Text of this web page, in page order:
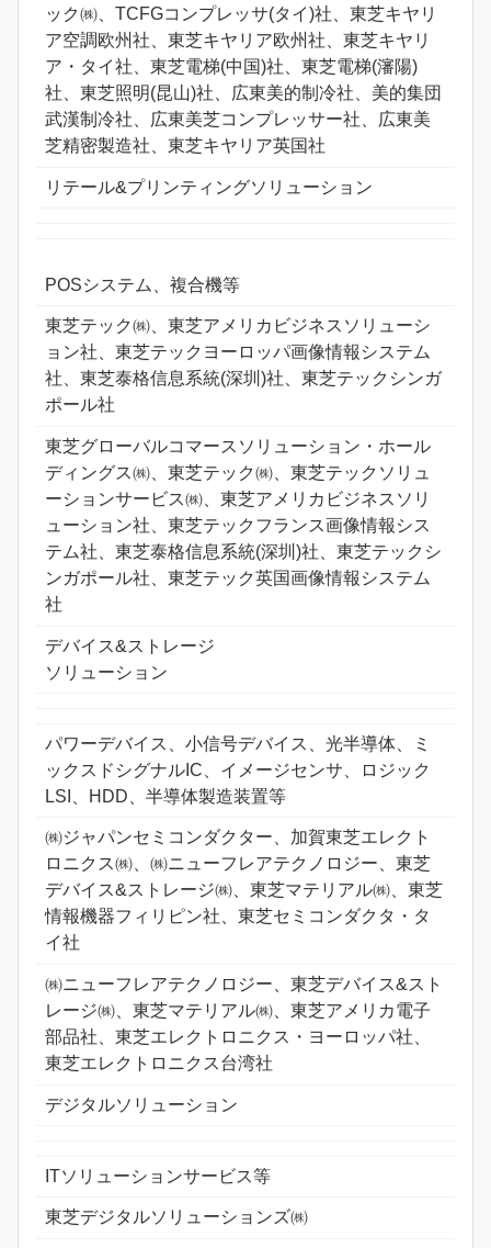
ック㈱、TCFGコンプレッサ(タイ)社、東芝キヤリ
ア空調欧州社、東芝キヤリア欧州社、東芝キヤリ
ア・タイ社、東芝電梯(中国)社、東芝電梯(瀋陽)
社、東芝照明(昆山)社、広東美的制冷社、美的集団
武漢制冷社、広東美芝コンプレッサー社、広東美
芝精密製造社、東芝キヤリア英国社
リテール&プリンティングソリューション
POSシステム、複合機等
東芝テック㈱、東芝アメリカビジネスソリューシ
ョン社、東芝テックヨーロッパ画像情報システム
社、東芝泰格信息系統(深圳)社、東芝テックシンガ
ポール社
東芝グローバルコマースソリューション・ホール
ディングス㈱、東芝テック㈱、東芝テックソリュ
ーションサービス㈱、東芝アメリカビジネスソリ
ューション社、東芝テックフランス画像情報シス
テム社、東芝泰格信息系統(深圳)社、東芝テックシ
ンガポール社、東芝テック英国画像情報システム
社
デバイス&ストレージ
ソリューション
パワーデバイス、小信号デバイス、光半導体、ミ
ックスドシグナルIC、イメージセンサ、ロジック
LSI、HDD、半導体製造装置等
㈱ジャパンセミコンダクター、加賀東芝エレクト
ロニクス㈱、㈱ニューフレアテクノロジー、東芝
デバイス&ストレージ㈱、東芝マテリアル㈱、東芝
情報機器フィリピン社、東芝セミコンダクタ・タ
イ社
㈱ニューフレアテクノロジー、東芝デバイス&スト
レージ㈱、東芝マテリアル㈱、東芝アメリカ電子
部品社、東芝エレクトロニクス・ヨーロッパ社、
東芝エレクトロニクス台湾社
デジタルソリューション
ITソリューションサービス等
東芝デジタルソリューションズ㈱